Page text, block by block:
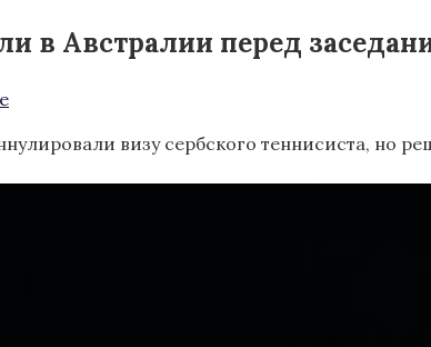
в Австралии перед
визу сербского теннисиста, но